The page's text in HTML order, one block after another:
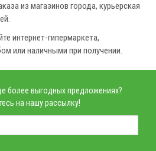
из магазинов города, курьерская
интернет-гипермаркета,
или наличными при получении.
более выгодных предложениях?
на нашу рассылку!